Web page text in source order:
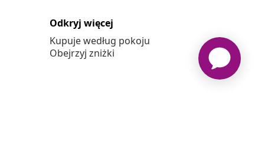
Odkryj więcej
Kupuje według pokoju
Obejrzyj zniżki